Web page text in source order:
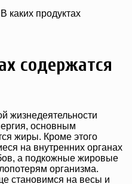
В каких продуктах
содержатся
жизнедеятельности
основным
жиры. Кроме этого
на внутренних органах
а подкожные жировые
организма.
становимся на весы и